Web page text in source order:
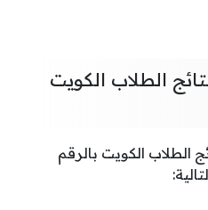
الطلاب الكويت
الطلاب الكويت بالرقم